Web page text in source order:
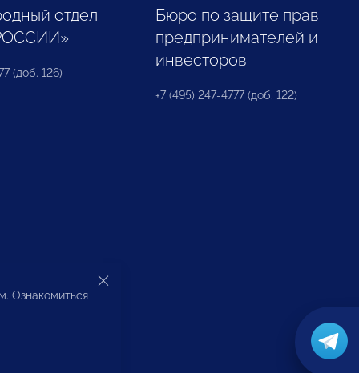
отдел
(доб. 126)
Бюро по защите прав
предпринимателей и
инвесторов
+7 (495) 247-4777 (доб. 122)
Ознакомиться